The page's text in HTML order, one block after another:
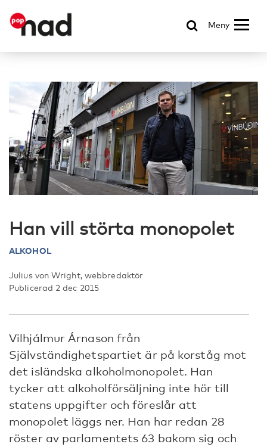
Meny
Han vill störta monopolet
ALKOHOL
Julius von Wright, webbredaktör
Publicerad 2 dec 2015
Vilhjálmur Árnason från
Självständighetspartiet är på korståg mot
det isländska alkoholmonopolet. Han
tycker att alkoholförsäljning inte hör till
statens uppgifter och föreslår att
monopolet läggs ner. Han har redan 28
röster av parlamentets 63 bakom sig och